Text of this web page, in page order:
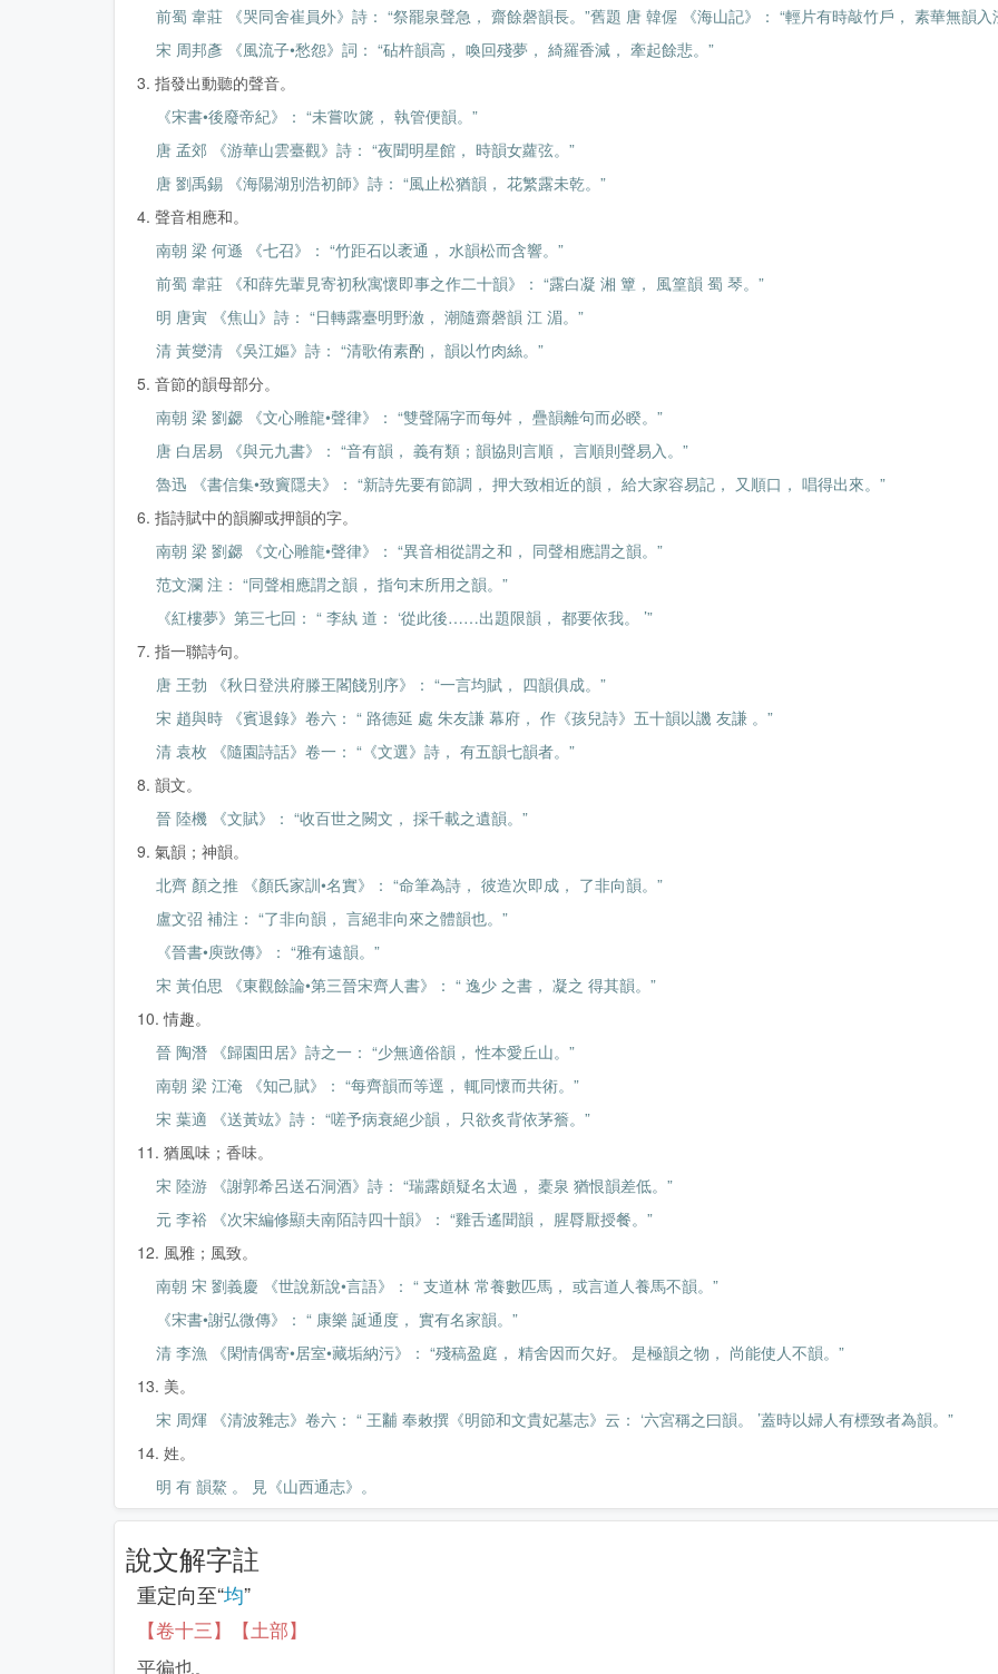
前蜀 韋莊 《哭同舍崔員外》詩： “祭罷泉聲急， 齋餘磬韻長。”舊題 唐 韓偓 《海山記》： “輕片有時敲竹戶， 素華無韻入
宋 周邦彥 《風流子•愁怨》詞： “砧杵韻高， 喚回殘夢， 綺羅香減， 牽起餘悲。”
3. 指發出動聽的聲音。
《宋書•後廢帝紀》： “未嘗吹篪， 執管便韻。”
唐 孟郊 《游華山雲臺觀》詩： “夜聞明星館， 時韻女蘿弦。”
唐 劉禹錫 《海陽湖別浩初師》詩： “風止松猶韻， 花繁露未乾。”
4. 聲音相應和。
南朝 梁 何遜 《七召》： “竹距石以袤通， 水韻松而含響。”
前蜀 韋莊 《和薛先輩見寄初秋寓懷即事之作二十韻》： “露白凝 湘 簟， 風篁韻 蜀 琴。”
明 唐寅 《焦山》詩： “日轉露臺明野漵， 潮隨齋磬韻 江 湄。”
清 黃燮清 《吳江嫗》詩： “清歌侑素酌， 韻以竹肉絲。”
5. 音節的韻母部分。
南朝 梁 劉勰 《文心雕龍•聲律》： “雙聲隔字而每舛， 疊韻離句而必睽。”
唐 白居易 《與元九書》： “音有韻， 義有類；韻協則言順， 言順則聲易入。”
魯迅 《書信集•致竇隱夫》： “新詩先要有節調， 押大致相近的韻， 給大家容易記， 又順口， 唱得出來。”
6. 指詩賦中的韻腳或押韻的字。
南朝 梁 劉勰 《文心雕龍•聲律》： “異音相從謂之和， 同聲相應謂之韻。”
范文瀾 注： “同聲相應謂之韻， 指句末所用之韻。”
《紅樓夢》第三七回： “ 李紈 道： ‘從此後……出題限韻， 都要依我。 ’”
7. 指一聯詩句。
唐 王勃 《秋日登洪府滕王閣餞別序》： “一言均賦， 四韻俱成。”
宋 趙與時 《賓退錄》卷六： “ 路德延 處 朱友謙 幕府， 作《孩兒詩》五十韻以譏 友謙 。”
清 袁枚 《隨園詩話》卷一： “《文選》詩， 有五韻七韻者。”
8. 韻文。
晉 陸機 《文賦》： “收百世之闕文， 採千載之遺韻。”
9. 氣韻；神韻。
北齊 顏之推 《顏氏家訓•名實》： “命筆為詩， 彼造次即成， 了非向韻。”
盧文弨 補注： “了非向韻， 言絕非向來之體韻也。”
《晉書•庾敳傳》： “雅有遠韻。”
宋 黃伯思 《東觀餘論•第三晉宋齊人書》： “ 逸少 之書， 凝之 得其韻。”
10. 情趣。
晉 陶潛 《歸園田居》詩之一： “少無適俗韻， 性本愛丘山。”
南朝 梁 江淹 《知己賦》： “每齊韻而等逕， 輒同懷而共術。”
宋 葉適 《送黃竑》詩： “嗟予病衰絕少韻， 只欲炙背依茅簷。”
11. 猶風味；香味。
宋 陸游 《謝郭希呂送石洞酒》詩： “瑞露頗疑名太過， 橐泉 猶恨韻差低。”
元 李裕 《次宋編修顯夫南陌詩四十韻》： “雞舌遙聞韻， 腥脣厭授餐。”
12. 風雅；風致。
南朝 宋 劉義慶 《世說新說•言語》： “ 支道林 常養數匹馬， 或言道人養馬不韻。”
《宋書•謝弘微傳》： “ 康樂 誕通度， 實有名家韻。”
清 李漁 《閑情偶寄•居室•藏垢納污》： “殘稿盈庭， 精舍因而欠好。 是極韻之物， 尚能使人不韻。”
13. 美。
宋 周煇 《清波雜志》卷六： “ 王黼 奉敕撰《明節和文貴妃墓志》云： ‘六宮稱之曰韻。 ’蓋時以婦人有標致者為韻。”
14. 姓。
明 有 韻鰲 。 見《山西通志》。
說文解字註
重定向至“均”
【卷十三】【土部】
平徧也。